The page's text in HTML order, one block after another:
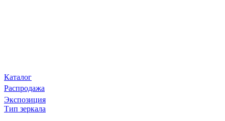
Каталог
Распродажа
Экспозиция
Тип зеркала